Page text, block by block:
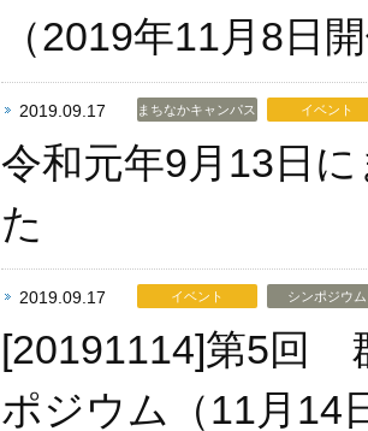
（2019年11月8日
2019.09.17 まちなかキャンパス イベント
令和元年9月13日
た
2019.09.17 イベント シンポジウム
[20191114]第5回
ポジウム（11月14